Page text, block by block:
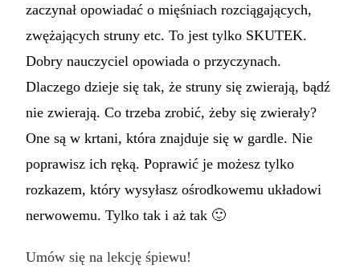
zaczynał opowiadać o mięśniach rozciągających,
zwężających struny etc. To jest tylko SKUTEK.
Dobry nauczyciel opowiada o przyczynach.
Dlaczego dzieje się tak, że struny się zwierają, bądź
nie zwierają. Co trzeba zrobić, żeby się zwierały?
One są w krtani, która znajduje się w gardle. Nie
poprawisz ich ręką. Poprawić je możesz tylko
rozkazem, który wysyłasz ośrodkowemu układowi
nerwowemu. Tylko tak i aż tak 🙂
Umów się na lekcję śpiewu!